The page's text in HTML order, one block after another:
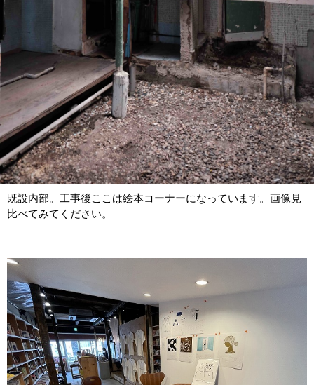
既設内部。工事後ここは絵本コーナーになっています。画像見
比べてみてください。